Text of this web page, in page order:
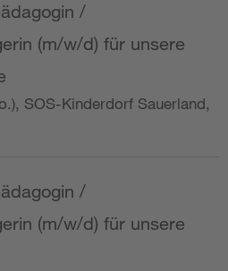
/
(m/w/d) für unsere
SOS-Kinderdorf Sauerland,
/
(m/w/d) für unsere